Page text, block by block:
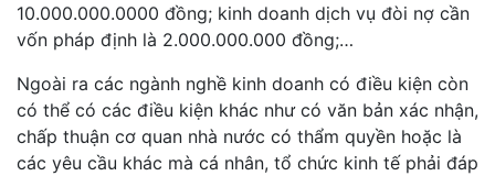
10.000.000.0000 đồng; kinh doanh dịch vụ đòi nợ cần
vốn pháp định là 2.000.000.000 đồng;…
Ngoài ra các ngành nghề kinh doanh có điều kiện còn
có thể có các điều kiện khác như có văn bản xác nhận,
chấp thuận cơ quan nhà nước có thẩm quyền hoặc là
các yêu cầu khác mà cá nhân, tổ chức kinh tế phải đáp